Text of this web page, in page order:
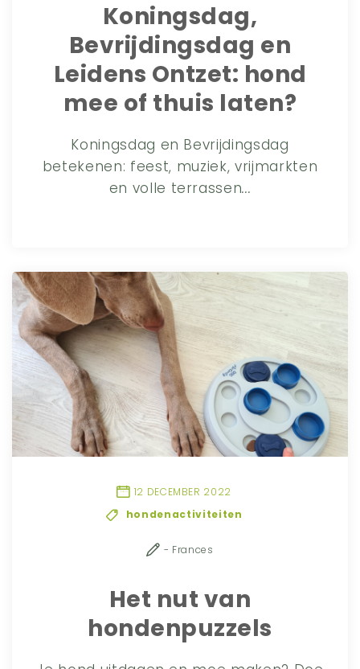
Koningsdag,
Bevrijdingsdag en
Leidens Ontzet: hond
mee of thuis laten?
Koningsdag en Bevrijdingsdag
betekenen: feest, muziek, vrijmarkten
en volle terrassen...
12 DECEMBER 2022
hondenactiviteiten
- Frances
Het nut van
hondenpuzzels